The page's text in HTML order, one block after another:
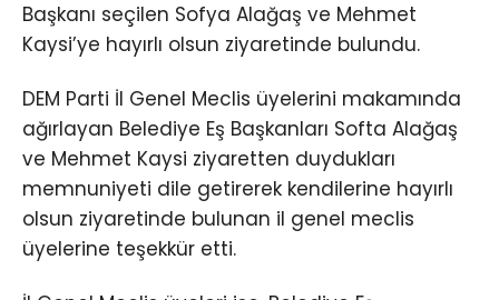
Başkanı seçilen Sofya Alağaş ve Mehmet
Kaysi’ye hayırlı olsun ziyaretinde bulundu.
DEM Parti İl Genel Meclis üyelerini makamında
ağırlayan Belediye Eş Başkanları Softa Alağaş
ve Mehmet Kaysi ziyaretten duydukları
memnuniyeti dile getirerek kendilerine hayırlı
olsun ziyaretinde bulunan il genel meclis
üyelerine teşekkür etti.